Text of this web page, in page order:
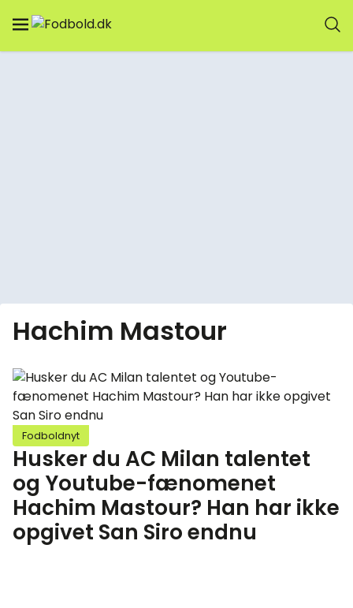
Hachim Mastour
Fodboldnyt
Husker du AC Milan talentet
og Youtube-fænomenet
Hachim Mastour? Han har ikke
opgivet San Siro endnu